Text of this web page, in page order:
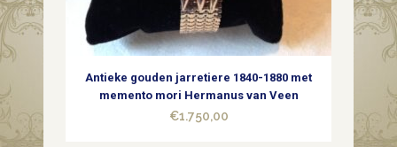
FG/VSI
quantity
Antieke gouden jarretiere 1840-1880 met
memento mori Hermanus van Veen
€1.750,00